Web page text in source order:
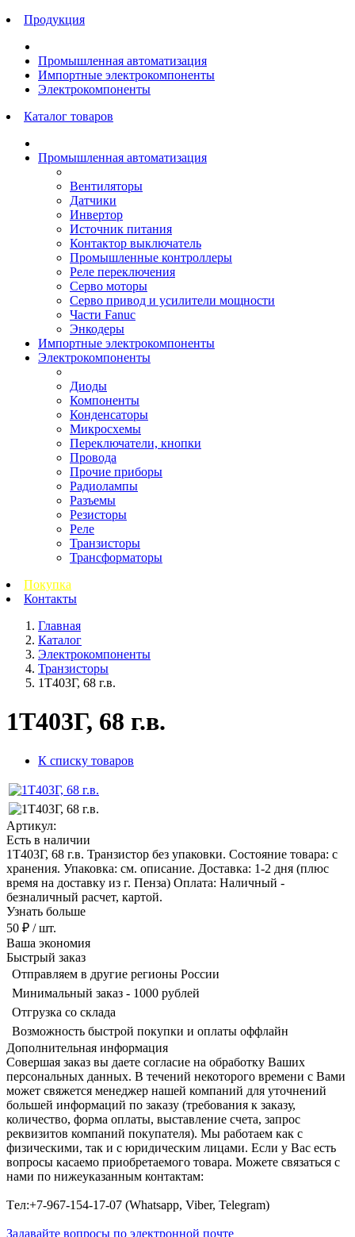
Продукция
Промышленная автоматизация
Импортные электрокомпоненты
Электрокомпоненты
Каталог товаров
Промышленная автоматизация
Вентиляторы
Датчики
Инвертор
Источник питания
Контактор выключатель
Промышленные контроллеры
Реле переключения
Серво моторы
Серво привод и усилители мощности
Части Fanuc
Энкодеры
Импортные электрокомпоненты
Электрокомпоненты
Диоды
Компоненты
Конденсаторы
Микросхемы
Переключатели, кнопки
Провода
Прочие приборы
Радиолампы
Разъемы
Резисторы
Реле
Транзисторы
Трансформаторы
Покупка
Контакты
Главная
Каталог
Электрокомпоненты
Транзисторы
1Т403Г, 68 г.в.
1Т403Г, 68 г.в.
К списку товаров
Артикул:
Есть в наличии
1Т403Г, 68 г.в. Транзистор без упаковки. Состояние товара: с
хранения. Упаковка: см. описание. Доставка: 1-2 дня (плюс
время на доставку из г. Пенза) Оплата: Наличный -
безналичный расчет, картой.
Узнать больше
50 ₽ / шт.
Ваша экономия
Быстрый заказ
Отправляем в другие регионы России
Минимальный заказ - 1000 рублей
Отгрузка со склада
Возможность быстрой покупки и оплаты оффлайн
Дополнительная информация
Совершая заказ вы даете согласие на обработку Ваших
персональных данных. В течений некоторого времени с Вами
может свяжется менеджер нашей компаний для уточнений
большей информаций по заказу (требования к заказу,
количество, форма оплаты, выставление счета, запрос
реквизитов компаний покупателя). Мы работаем как с
физическими, так и с юридическим лицами. Если у Вас есть
вопросы касаемо приобретаемого товара. Можете связаться с
нами по нижеуказанным контактам:
Tел:+7-967-154-17-07 (Whatsapp, Viber, Telegram)
Задавайте вопросы по электронной почте